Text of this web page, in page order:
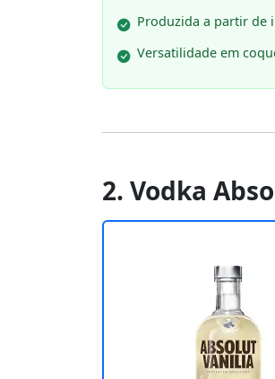
Produzida a partir de
Versatilidade em
2. Vodka